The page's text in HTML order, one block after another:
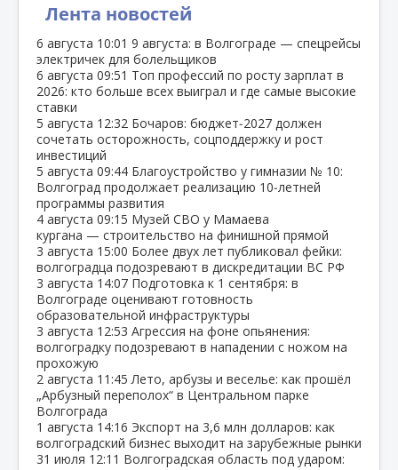
Лента новостей
6 августа 10:01 9 августа: в Волгограде — спецрейсы
электричек для болельщиков
6 августа 09:51 Топ профессий по росту зарплат в
2026: кто больше всех выиграл и где самые высокие
ставки
5 августа 12:32 Бочаров: бюджет‑2027 должен
сочетать осторожность, соцподдержку и рост
инвестиций
5 августа 09:44 Благоустройство у гимназии № 10:
Волгоград продолжает реализацию 10‑летней
программы развития
4 августа 09:15 Музей СВО у Мамаева
кургана — строительство на финишной прямой
3 августа 15:00 Более двух лет публиковал фейки:
волгоградца подозревают в дискредитации ВС РФ
3 августа 14:07 Подготовка к 1 сентября: в
Волгограде оценивают готовность
образовательной инфраструктуры
3 августа 12:53 Агрессия на фоне опьянения:
волгоградку подозревают в нападении с ножом на
прохожую
2 августа 11:45 Лето, арбузы и веселье: как прошёл
„Арбузный переполох“ в Центральном парке
Волгограда
1 августа 14:16 Экспорт на 3,6 млн долларов: как
волгоградский бизнес выходит на зарубежные рынки
31 июля 12:11 Волгоградская область под ударом: